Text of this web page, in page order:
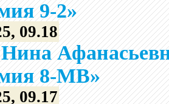
9-2»
09.18
Нина
8-МВ»
09.17